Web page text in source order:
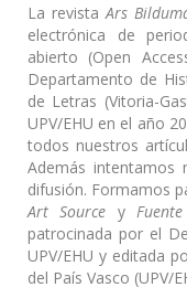
La revista Ars
electrónica de
abierto (Open
Departamento de
de Letras (Vitoria-
UPV/EHU en el año
todos nuestros
Además intentamos
difusión. Formamos
Art Source y
patrocinada por el
UPV/EHU y editada
del País Vasco (UPV/